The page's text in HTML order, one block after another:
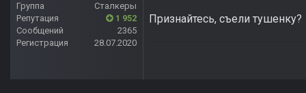
Группа
Сталкеры
Репутация
1 952
Сообщений
2365
Регистрация
28.07.2020
Признайтесь, съели тушенку?